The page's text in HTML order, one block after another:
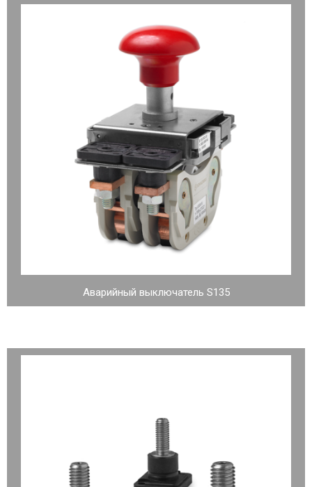
Аварийный выключатель S135